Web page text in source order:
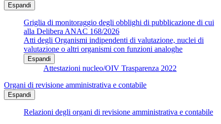
Espandi
Griglia di monitoraggio degli obblighi di pubblicazione di cui
alla Delibera ANAC 168/2026
Atti degli Organismi indipendenti di valutazione, nuclei di
valutazione o altri organismi con funzioni analoghe
Espandi
Attestazioni nucleo/OIV Trasparenza 2022
Organi di revisione amministrativa e contabile
Espandi
Relazioni degli organi di revisione amministrativa e contabile